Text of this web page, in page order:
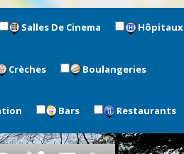
Salles De Cinema Hôpitaux
Crèches Boulangeries
Bars Restaurants